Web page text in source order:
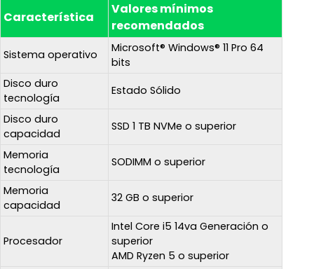
Característica
Valores mínimos
recomendados
Sistema operativo
Microsoft® Windows® 11 Pro 64
bits
Disco duro
tecnología
Estado Sólido
Disco duro
capacidad
SSD 1 TB NVMe o superior
Memoria
tecnología
SODIMM o superior
Memoria
capacidad
32 GB o superior
Procesador
Intel Core i5 14va Generación o
superior
AMD Ryzen 5 o superior